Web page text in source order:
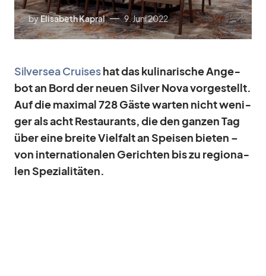
byElisabeth Kapral 9. Juni 2022
Sil­ver­sea Crui­seshat das ku­li­na­ri­sche An­ge­
bot an Bord der neuen Sil­ver Nova vor­ge­stellt.
Auf die ma­xi­mal 728 Gäste war­ten nicht we­ni­
ger als acht Re­stau­rants, die den gan­zen Tag
über eine breite Viel­falt an Spei­sen bie­ten –
von in­ter­na­tio­na­len Ge­rich­ten bis zu re­gio­na­
len Spe­zia­li­tä­ten.